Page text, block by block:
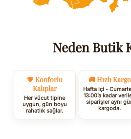
Neden Butik
💗 Konforlu
Kalıplar
Her vücut tipine
uygun, gün boyu
rahatlık sağlar.
🚚 Hızlı Kargo
Hafta içi -
13:00’a kadar
siparişler aynı
kargoda.